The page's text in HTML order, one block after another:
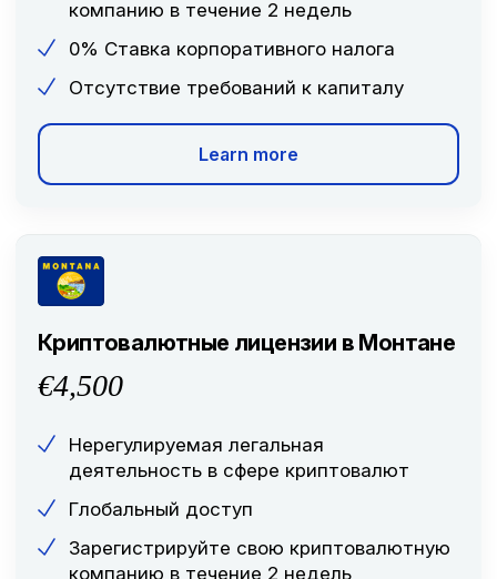
компанию в течение 2 недель
0% Ставка корпоративного налога
Отсутствие требований к капиталу
Learn more
Криптовалютные лицензии в Монтане
€4,500
Нерегулируемая легальная
деятельность в сфере криптовалют
Глобальный доступ
Зарегистрируйте свою криптовалютную
компанию в течение 2 недель